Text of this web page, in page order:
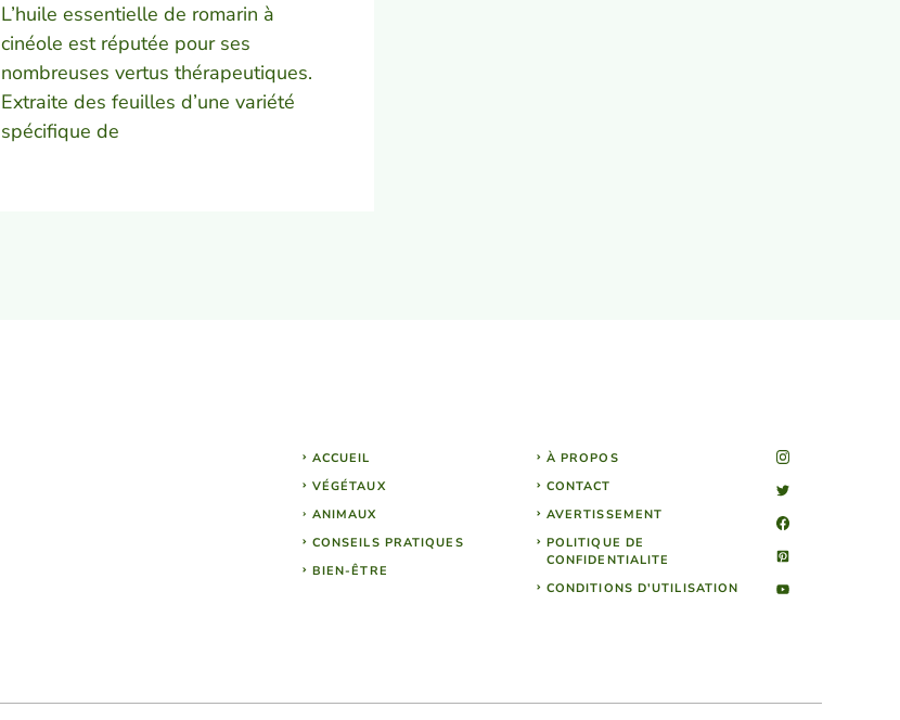
L’huile essentielle de romarin à
cinéole est réputée pour ses
nombreuses vertus thérapeutiques.
Extraite des feuilles d’une variété
spécifique de
ACCUEIL
VÉGÉTAUX
ANIMAUX
CONSEILS PRATIQUES
BIEN-ÊTRE
À PROPOS
CONTACT
AVERTISSEMENT
POLITIQUE DE
CONFIDENTIALITE
CONDITIONS D'UTILISATION